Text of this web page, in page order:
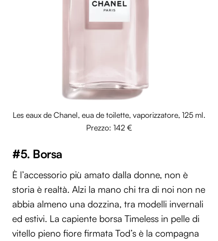
Les eaux de Chanel, eua de toilette, vaporizzatore, 125 ml.
Prezzo: 142 €
#5. Borsa
È l’accessorio più amato dalla donne, non è
storia è realtà. Alzi la mano chi tra di noi non ne
abbia almeno una dozzina, tra modelli invernali
ed estivi. La capiente borsa Timeless in pelle di
vitello pieno fiore firmata Tod’s è la compagna